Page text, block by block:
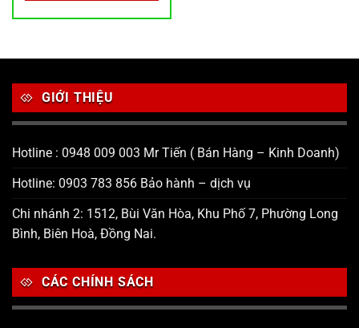
GIỚI THIỆU
Hotline : 0948 009 003 Mr Tiến ( Bán Hàng – Kinh Doanh)
Hotline: 0903 783 856 Bảo hành – dịch vụ
Chi nhánh 2: 1512, Bùi Văn Hòa, Khu Phố 7, Phường Long
Bình, Biên Hoà, Đồng Nai.
CÁC CHÍNH SÁCH